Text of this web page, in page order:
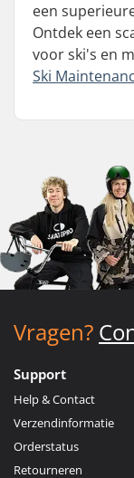
een
Ontdek een
voor ski's en
Ski
Vragen?
Support
Help & Contact
Verzendinformatie
Orderstatus
Retourneren